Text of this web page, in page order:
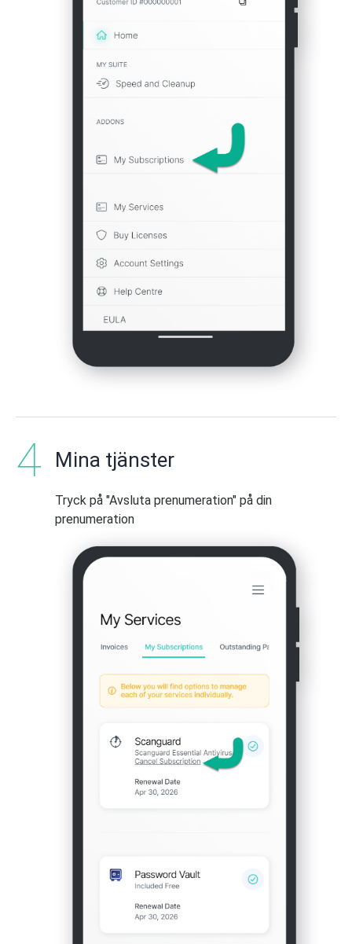
Mina tjänster
Tryck på "Avsluta prenumeration" på din
prenumeration